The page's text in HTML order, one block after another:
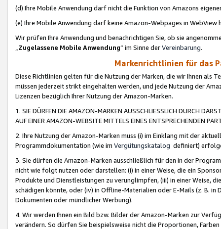
(d) Ihre Mobile Anwendung darf nicht die Funktion von Amazons
(e) Ihre Mobile Anwendung darf keine Amazon-Webpages in WebView
Wir prüfen Ihre Anwendung und benachrichtigen Sie, ob sie
„Zugelassene Mobile Anwendung“ im Sinne derVereinbarung.
Markenrichtlinien für das
Diese Richtlinien gelten für die Nutzung der Marken, die wir Ihnen als
müssen jederzeit strikt eingehalten werden, und jede Nutzung der
Lizenzen bezüglich Ihrer Nutzung der Amazon-Marken.
1. SIE DÜRFEN DIE AMAZON-MARKEN AUSSCHLIESSLICH DURCH
AUF EINER AMAZON-WEBSITE MITTELS EINES ENTSPRECHENDEN
2. Ihre Nutzung der Amazon-Marken muss (i) im Einklang mit der
Programmdokumentation (wie im Vergütungskatalog definiert)
3. Sie dürfen die Amazon-Marken ausschließlich für den in der
nicht wie folgt nutzen oder darstellen: (i) in einer Weise, die ein
Produkte und Dienstleistungen zu verunglimpfen, (iii) in einer Weise,
schädigen könnte, oder (iv) in Offline-Materialien oder E-Mails (z. B. in
Dokumenten oder mündlicher Werbung).
4. Wir werden Ihnen ein Bild bzw. Bilder der Amazon-Marken zur
verändern. So dürfen Sie beispielsweise nicht die Proportionen,